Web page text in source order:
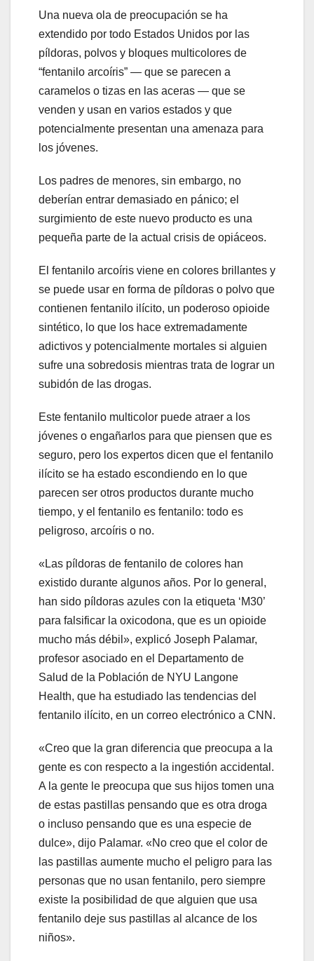
Una nueva ola de preocupación se ha
extendido por todo Estados Unidos por las
píldoras, polvos y bloques multicolores de
“fentanilo arcoíris” — que se parecen a
caramelos o tizas en las aceras — que se
venden y usan en varios estados y que
potencialmente presentan una amenaza para
los jóvenes.
Los padres de menores, sin embargo, no
deberían entrar demasiado en pánico; el
surgimiento de este nuevo producto es una
pequeña parte de la actual crisis de opiáceos.
El fentanilo arcoíris viene en colores brillantes y
se puede usar en forma de píldoras o polvo que
contienen fentanilo ilícito, un poderoso opioide
sintético, lo que los hace extremadamente
adictivos y potencialmente mortales si alguien
sufre una sobredosis mientras trata de lograr un
subidón de las drogas.
Este fentanilo multicolor puede atraer a los
jóvenes o engañarlos para que piensen que es
seguro, pero los expertos dicen que el fentanilo
ilícito se ha estado escondiendo en lo que
parecen ser otros productos durante mucho
tiempo, y el fentanilo es fentanilo: todo es
peligroso, arcoíris o no.
«Las píldoras de fentanilo de colores han
existido durante algunos años. Por lo general,
han sido píldoras azules con la etiqueta ‘M30’
para falsificar la oxicodona, que es un opioide
mucho más débil», explicó Joseph Palamar,
profesor asociado en el Departamento de
Salud de la Población de NYU Langone
Health, que ha estudiado las tendencias del
fentanilo ilícito, en un correo electrónico a CNN.
«Creo que la gran diferencia que preocupa a la
gente es con respecto a la ingestión accidental.
A la gente le preocupa que sus hijos tomen una
de estas pastillas pensando que es otra droga
o incluso pensando que es una especie de
dulce», dijo Palamar. «No creo que el color de
las pastillas aumente mucho el peligro para las
personas que no usan fentanilo, pero siempre
existe la posibilidad de que alguien que usa
fentanilo deje sus pastillas al alcance de los
niños».